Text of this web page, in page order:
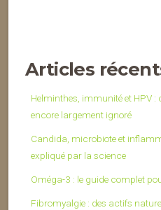
Articles
Helminthes, immunité et HPV
encore largement ignoré
Candida, microbiote et
expliqué par la science
Oméga-3 : le guide complet
Fibromyalgie : des actifs